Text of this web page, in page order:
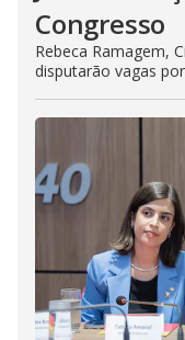
Congresso
Rebeca Ramagem,
disputarão vagas